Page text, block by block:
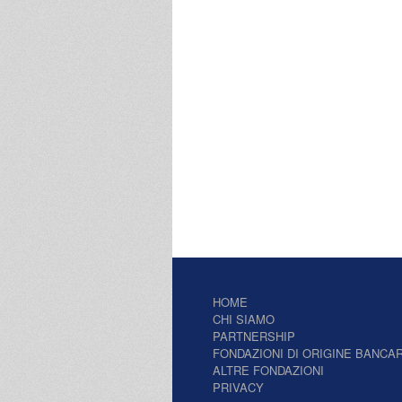
HOME
CHI SIAMO
PARTNERSHIP
FONDAZIONI DI ORIGINE
ALTRE FONDAZIONI
PRIVACY